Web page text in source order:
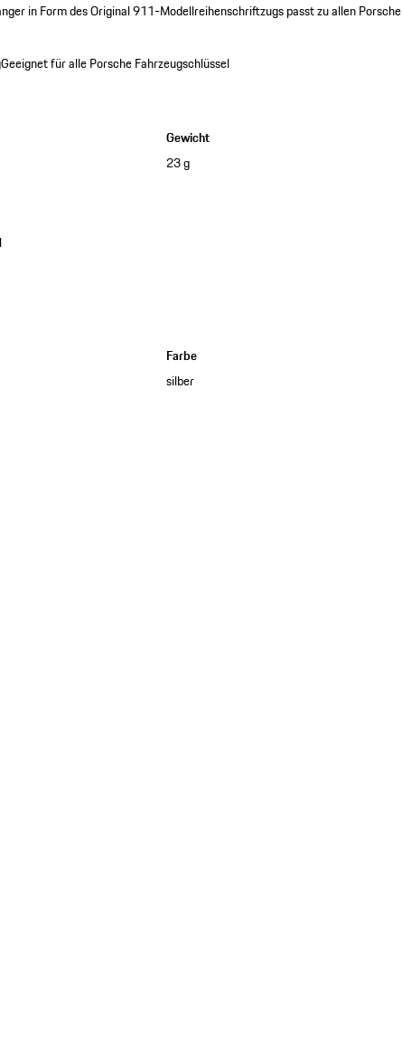
in Form des Original 911-Modellreihenschriftzugs passt zu allen Porsche
Geeignet für alle Porsche Fahrzeugschlüssel
Gewicht
23 g
Farbe
silber